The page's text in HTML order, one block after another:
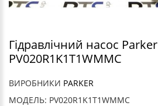
Гідравлічний насос Parker
PV020R1K1T1WMMC
ВИРОБНИКИ PARKER
МОДЕЛЬ: PV020R1K1T1WMMC